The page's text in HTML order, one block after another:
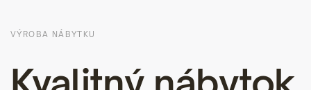
VÝROBA NÁBYTKU